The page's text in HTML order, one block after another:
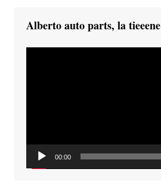
Alberto auto parts, la tieeene
00:00